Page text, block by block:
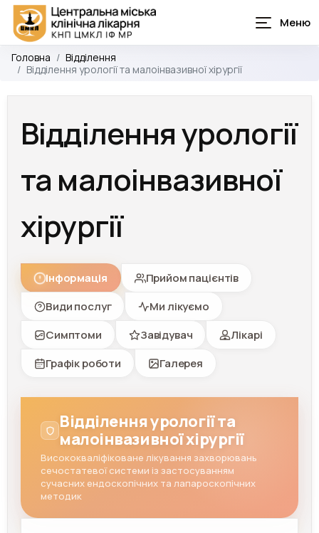
Головна
Відділення
Відділення урології та малоінвазивної хірургії
Відділення урології
та малоінвазивної
хірургії
Інформація
Прийом пацієнтів
Види послуг
Ми лікуємо
Симптоми
Завідувач
Лікарі
Графік роботи
Галерея
Відділення урології та
малоінвазивної хірургії
Висококваліфіковане лікування захворювань
сечостатевої системи із застосуванням
сучасних ендоскопічних та лапароскопічних
методик